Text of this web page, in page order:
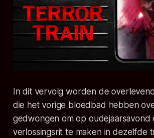
In dit vervolg worden de
die het vorige bloedbad hebben
gedwongen om op oudejaarsavond
verlossingsrit te maken in dezelfde